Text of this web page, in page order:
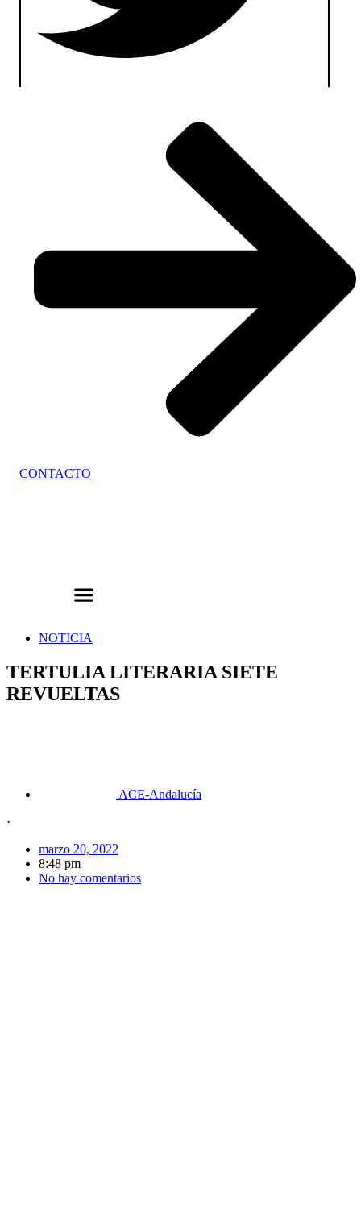
CONTACTO
NOTICIA
TERTULIA LITERARIA SIETE
REVUELTAS
ACE-Andalucía
·
marzo 20, 2022
8:48 pm
No hay comentarios